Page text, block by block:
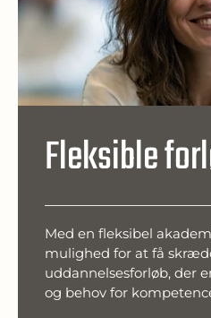
Fleksible
Med en fleksibel
mulighed for at få
uddannelsesforløb, der
og behov for